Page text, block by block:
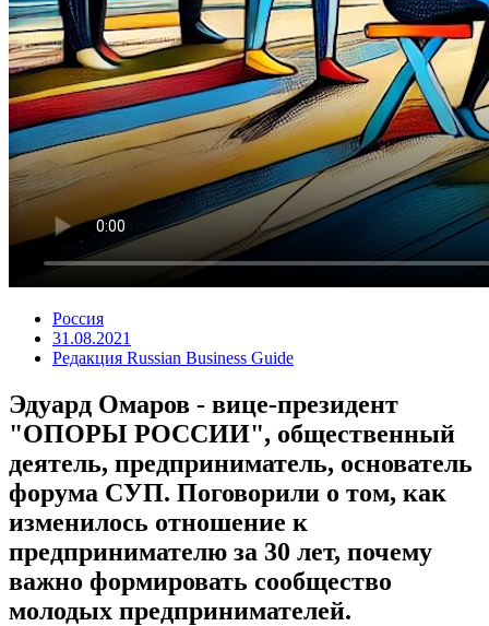
Россия
31.08.2021
Редакция Russian Business Guide
Эдуард Омаров - вице-президент
"ОПОРЫ РОССИИ", общественный
деятель, предприниматель, основатель
форума СУП. Поговорили о том, как
изменилось отношение к
предпринимателю за 30 лет, почему
важно формировать сообщество
молодых предпринимателей.